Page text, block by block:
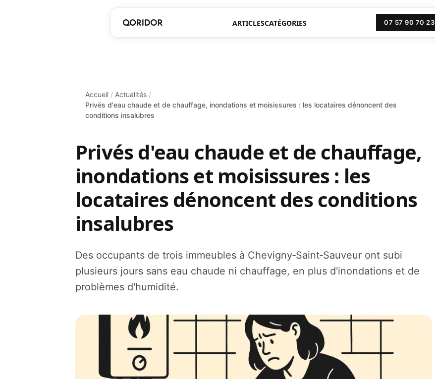
ARTICLESCATÉGORIES 07 57 90 70 23
Accueil / Actualités /
Privés d'eau chaude et de chauffage, inondations et moisissures : les locataires dénoncent des
conditions insalubres
Privés d'eau chaude et de chauffage,
inondations et moisissures : les
locataires dénoncent des conditions
insalubres
Des occupants de trois immeubles à Chevigny‑Saint‑Sauveur ont subi
plusieurs jours sans eau chaude ni chauffage, en plus d'inondations et de
problèmes d'humidité.